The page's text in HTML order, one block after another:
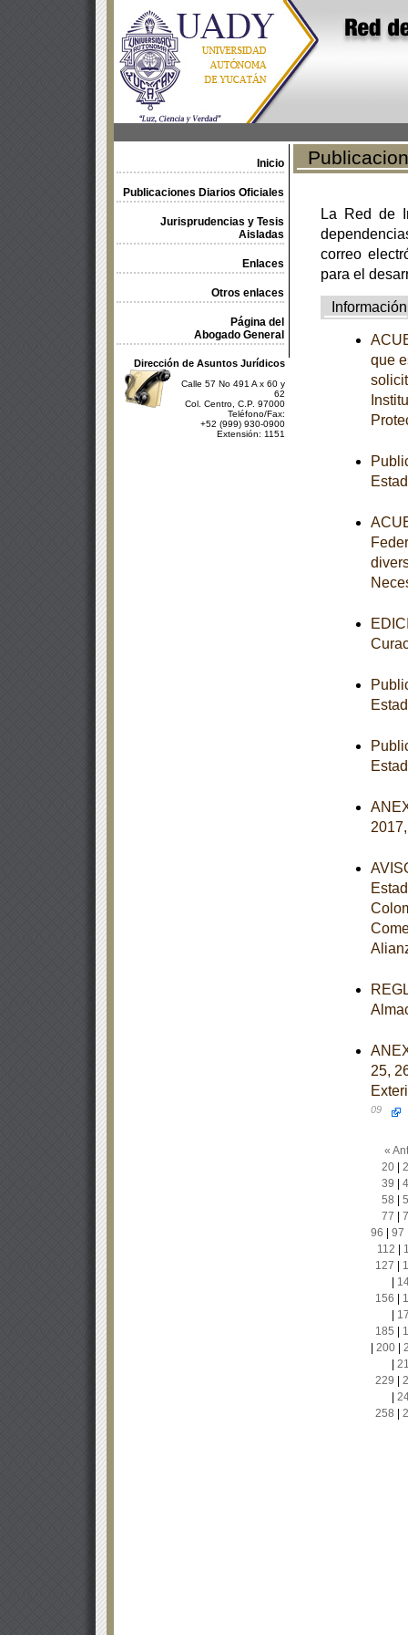
Inicio
Publicaciones Diarios Oficiales
Jurisprudencias y Tesis
Aisladas
Enlaces
Otros enlaces
Página del
Abogado General
Dirección de Asuntos Jurídicos
Calle 57 No 491 A x 60 y
62
Col. Centro, C.P. 97000
Teléfono/Fax:
+52 (999) 930-0900
Extensión: 1151
La Red de
correo
para el
Información
que
25,
09
«
20|
39
58
77
96
97
112
127
156
185
200|
229
258